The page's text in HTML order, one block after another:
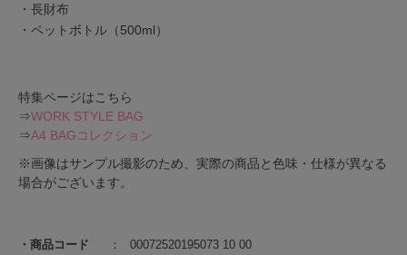
商品コード 00072520195073 10 00
・長財布
・ペットボトル（500ml）
特集ページはこちら
⇒WORK STYLE BAG
⇒A4 BAGコレクション
※画像はサンプル撮影のため、実際の商品と色味・仕様が異なる
場合がございます。